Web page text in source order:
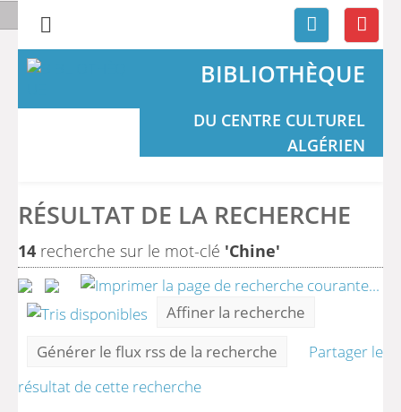
BIBLIOTHÈQUE
DU CENTRE CULTUREL
ALGÉRIEN
RÉSULTAT DE LA RECHERCHE
14 recherche sur le mot-clé 'Chine'
Affiner la recherche
Générer le flux rss de la recherche
Partager le
résultat de cette recherche